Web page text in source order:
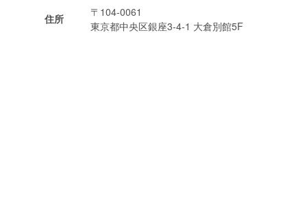
住所
〒104-0061
東京都中央区銀座3-4-1 大倉別館5F